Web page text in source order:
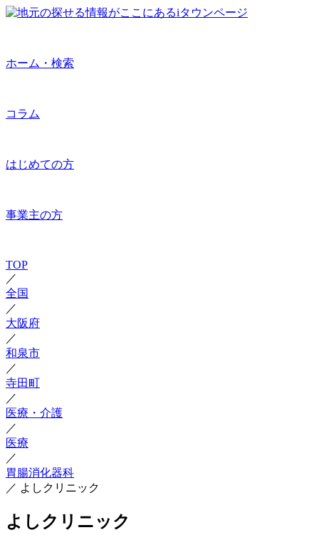
ホーム・検索
コラム
はじめての方
事業主の方
TOP
／
全国
／
大阪府
／
和泉市
／
寺田町
／
医療・介護
／
医療
／
胃腸消化器科
／ よしクリニック
よしクリニック